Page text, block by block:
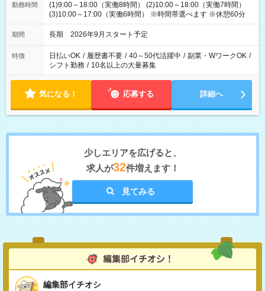
勤務時間
(1)9:00～18:00（実働8時間） (2)10:00～18:00（実働7時間）
(3)10:00～17:00（実働6時間） ※時間帯選べます ※休憩60分
期間 長期 2026年9月スタート予定
特徴 日払いOK / 履歴書不要 / 40～50代活躍中 / 副業・WワークOK /
シフト勤務 / 10名以上の大量募集
気になる！ 応募する 詳細へ
少しエリアを広げると、
求人が32件増えます！
見てみる
編集部イチオシ